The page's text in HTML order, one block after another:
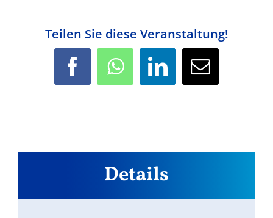
Teilen Sie diese Veranstaltung!
Facebook WhatsApp LinkedIn
E-
Details